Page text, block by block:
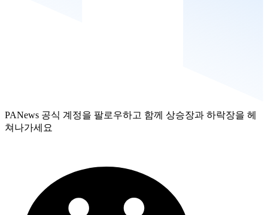
PANews 공식 계정을 팔로우하고 함께 상승장과 하락장을 헤
쳐나가세요